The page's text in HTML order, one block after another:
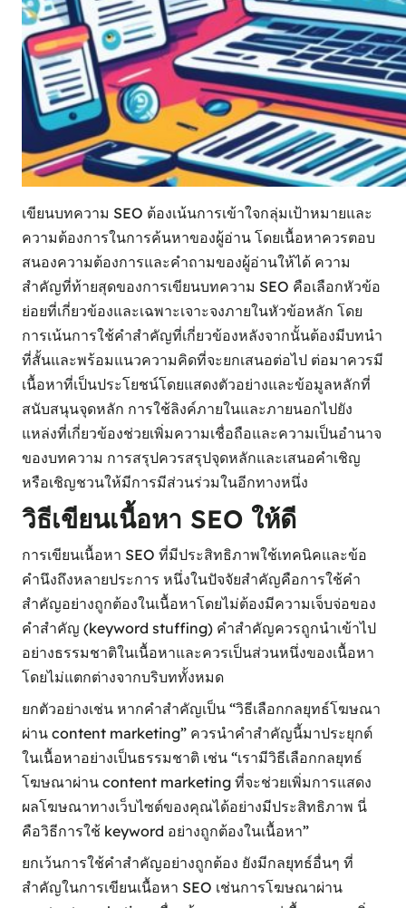
เขียนบทความ SEO ต้องเน้นการเข้าใจกลุ่มเป้าหมายและ
ความต้องการในการค้นหาของผู้อ่าน โดยเนื้อหาควรตอบ
สนองความต้องการและคำถามของผู้อ่านให้ได้ ความ
สำคัญที่ท้ายสุดของการเขียนบทความ SEO คือเลือกหัวข้อ
ย่อยที่เกี่ยวข้องและเฉพาะเจาะจงภายในหัวข้อหลัก โดย
การเน้นการใช้คำสำคัญที่เกี่ยวข้องหลังจากนั้นต้องมีบทนำ
ที่สั้นและพร้อมแนวความคิดที่จะยกเสนอต่อไป ต่อมาควรมี
เนื้อหาที่เป็นประโยชน์โดยแสดงตัวอย่างและข้อมูลหลักที่
สนับสนุนจุดหลัก การใช้ลิงค์ภายในและภายนอกไปยัง
แหล่งที่เกี่ยวข้องช่วยเพิ่มความเชื่อถือและความเป็นอำนาจ
ของบทความ การสรุปควรสรุปจุดหลักและเสนอคำเชิญ
หรือเชิญชวนให้มีการมีส่วนร่วมในอีกทางหนึ่ง
วิธีเขียนเนื้อหา SEO ให้ดี
การเขียนเนื้อหา SEO ที่มีประสิทธิภาพใช้เทคนิคและข้อ
คำนึงถึงหลายประการ หนึ่งในปัจจัยสำคัญคือการใช้คำ
สำคัญอย่างถูกต้องในเนื้อหาโดยไม่ต้องมีความเจ็บจ่อของ
คำสำคัญ (keyword stuffing) คำสำคัญควรถูกนำเข้าไป
อย่างธรรมชาติในเนื้อหาและควรเป็นส่วนหนึ่งของเนื้อหา
โดยไม่แตกต่างจากบริบททั้งหมด
ยกตัวอย่างเช่น หากคำสำคัญเป็น “วิธีเลือกกลยุทธ์โฆษณา
ผ่าน content marketing” ควรนำคำสำคัญนี้มาประยุกต์
ในเนื้อหาอย่างเป็นธรรมชาติ เช่น “เรามีวิธีเลือกกลยุทธ์
โฆษณาผ่าน content marketing ที่จะช่วยเพิ่มการแสดง
ผลโฆษณาทางเว็บไซต์ของคุณได้อย่างมีประสิทธิภาพ นี่
คือวิธีการใช้ keyword อย่างถูกต้องในเนื้อหา”
ยกเว้นการใช้คำสำคัญอย่างถูกต้อง ยังมีกลยุทธ์อื่นๆ ที่
สำคัญในการเขียนเนื้อหา SEO เช่นการโฆษณาผ่าน